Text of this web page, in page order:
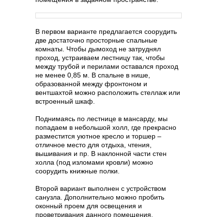
В первом варианте предлагается соорудить
две достаточно просторные спальные
комнаты. Чтобы дымоход не затруднял
проход, устраиваем лестницу так, чтобы
между трубой и перилами оставался проход
не менее 0,85 м. В спальне в нише,
образованной между фронтоном и
вентшахтой можно расположить стеллаж или
встроенный шкаф.
Поднимаясь по лестнице в мансарду, мы
попадаем в небольшой холл, где прекрасно
разместится уютное кресло и торшер –
отличное место для отдыха, чтения,
вышивания и пр. В наклонной части стен
холла (под изломами кровли) можно
соорудить книжные полки.
Второй вариант выполнен с устройством
санузла. Дополнительно можно пробить
оконный проем для освещения и
проветривания данного помещения.